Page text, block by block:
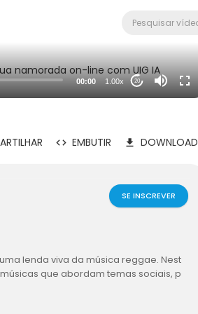
namorada on-line com UIG IA
00:00 1.00x 20
EMBUTIR DOWNLOAD
SE INSCREVER
lenda viva da música reggae. Nest
que abordam temas sociais, p